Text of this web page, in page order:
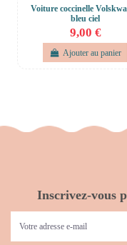
Voiture coccinelle
bleu ciel
9,00 €
Ajouter au panier
Inscrivez-vous